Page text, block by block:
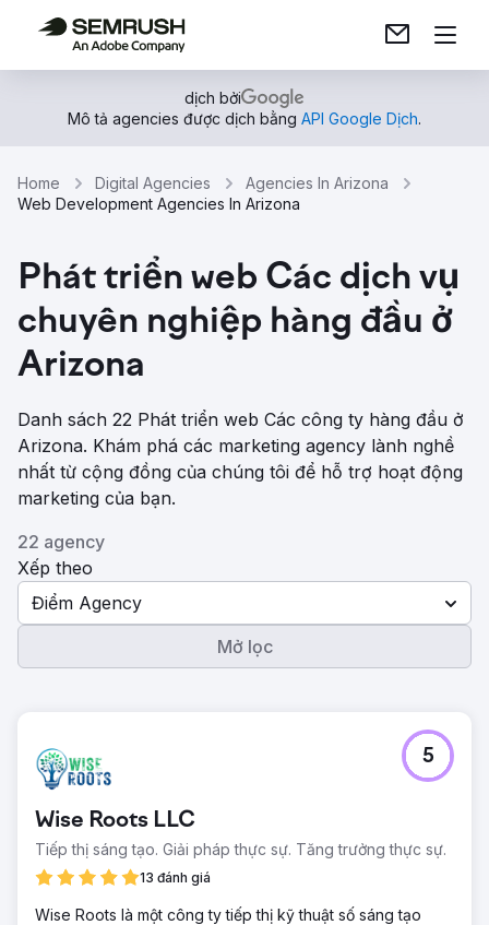
dịch bởi
Mô tả agencies được dịch bằng API Google Dịch.
Home Digital Agencies
Agencies In Arizona
Web Development Agencies In Arizona
Phát triển web Các dịch vụ
chuyên nghiệp hàng đầu ở
Arizona
Danh sách 22 Phát triển web Các công ty hàng đầu ở
Arizona. Khám phá các marketing agency lành nghề
nhất từ ​​cộng đồng của chúng tôi để hỗ trợ hoạt động
marketing của bạn.
22 agency
Xếp theo
Điểm Agency
Mở lọc
Wise Roots LLC
Tiếp thị sáng tạo. Giải pháp thực sự. Tăng trưởng thực sự.
13 đánh giá
5
Wise Roots là một công ty tiếp thị kỹ thuật số sáng tạo